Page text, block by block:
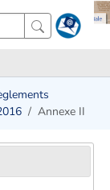
Annexe II